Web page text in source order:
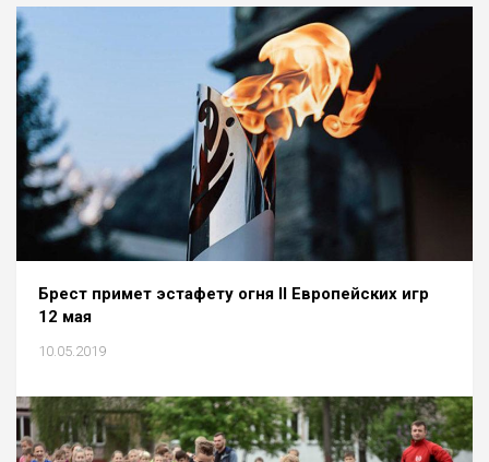
Брест примет эстафету огня II Европейских игр
12 мая
10.05.2019